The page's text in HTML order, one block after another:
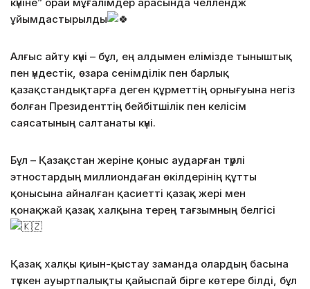
ұйымдастырылды
Алғыс айту күні – бұл, ең алдымен елімізде тыныштық
пен үндестік, өзара сенімділік пен барлық
қазақстандықтарға деген құрметтің орнығуына негіз
болған Президенттің бейбітшілік пен келісім
саясатының салтанаты күні.
Бұл – Қазақстан жеріне қоныс аударған түрлі
этностардың миллиондаған өкілдерінің құтты
қонысына айналған қасиетті қазақ жері мен
қонақжай қазақ халқына терең тағзымның белгісі
Қазақ халқы қиын-қыстау заманда олардың басына
түскен ауыртпалықты қайыспай бірге көтере білді, бұл